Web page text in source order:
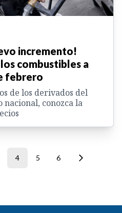
incremento!
combustibles a
febrero
de los derivados del
conozca la
4 5 6